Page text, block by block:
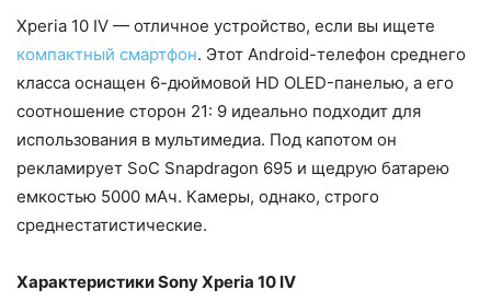
Xperia 10 IV — отличное устройство, если вы ищете
компактный смартфон. Этот Android-телефон среднего
класса оснащен 6-дюймовой HD OLED-панелью, а его
соотношение сторон 21: 9 идеально подходит для
использования в мультимедиа. Под капотом он
рекламирует SoC Snapdragon 695 и щедрую батарею
емкостью 5000 мАч. Камеры, однако, строго
среднестатистические.
Характеристики Sony Xperia 10 IV